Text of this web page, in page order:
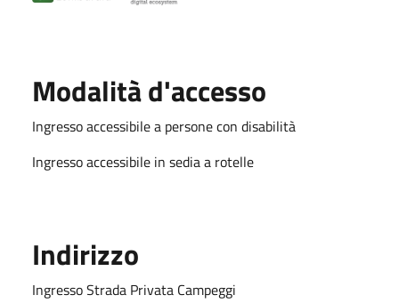
Modalità d'accesso
Ingresso accessibile a persone con disabilità
Ingresso accessibile in sedia a rotelle
Indirizzo
Ingresso Strada Privata Campeggi